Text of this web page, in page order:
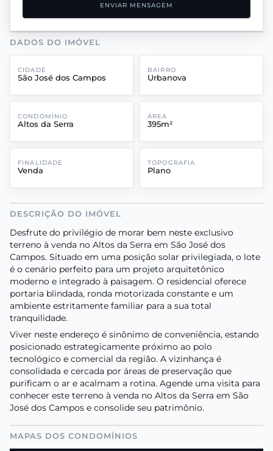
ENVIAR MENSAGEM
DADOS DO IMÓVEL
CIDADE
São José dos Campos
BAIRRO
Urbanova
CONDOMÍNIO
Altos da Serra
ÁREA
395m²
FINALIDADE
Venda
TOPOGRAFIA
Plano
DESCRIÇÃO DO IMÓVEL
Desfrute do privilégio de morar bem neste exclusivo
terreno à venda no Altos da Serra em São José dos
Campos. Situado em uma posição solar privilegiada, o lote
é o cenário perfeito para um projeto arquitetônico
moderno e integrado à paisagem. O residencial oferece
portaria blindada, ronda motorizada constante e um
ambiente estritamente familiar para a sua total
tranquilidade.
Viver neste endereço é sinônimo de conveniência, estando
posicionado estrategicamente próximo ao polo
tecnológico e comercial da região. A vizinhança é
consolidada e cercada por áreas de preservação que
purificam o ar e acalmam a rotina. Agende uma visita para
conhecer este terreno à venda no Altos da Serra em São
José dos Campos e consolide seu patrimônio.
MAPAS DOS CONDOMÍNIOS